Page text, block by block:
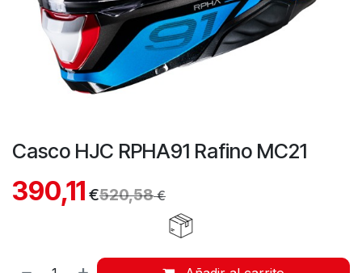
Casco HJC RPHA91 Rafino MC21
390,11 €520,58€